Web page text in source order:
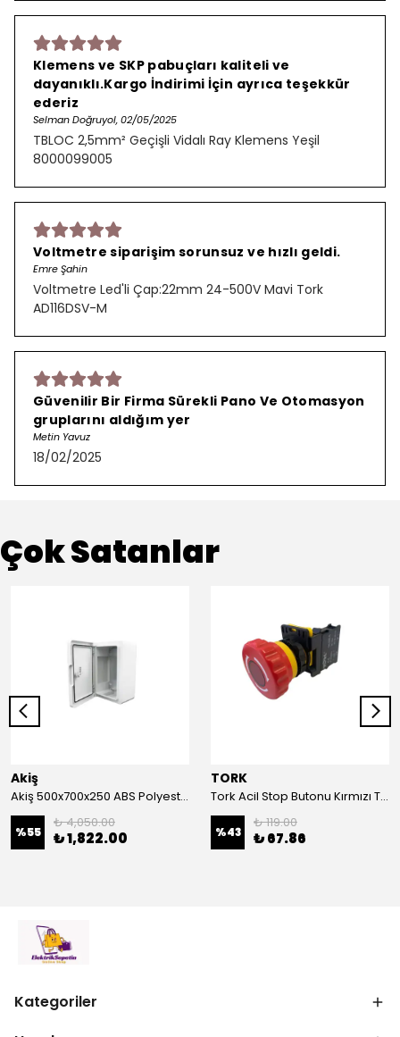
Klemens ve SKP pabuçları kaliteli ve
dayanıklı.Kargo İndirimi İçin ayrıca teşekkür
ederiz
Selman Doğruyol, 02/05/2025
TBLOC 2,5mm² Geçişli Vidalı Ray Klemens Yeşil
8000099005
Voltmetre siparişim sorunsuz ve hızlı geldi.
Emre Şahin
Voltmetre Led'li Çap:22mm 24-500V Mavi Tork
AD116DSV-M
Güvenilir Bir Firma Sürekli Pano Ve Otomasyon
gruplarını aldığım yer
Metin Yavuz
18/02/2025
Çok Satanlar
Akiş
Akiş 500x700x250 ABS Polyester Pano | Duvar Pano | Plastik Elektrik Panosu
%55
₺ 4,050.00
₺ 1,822.00
TORK
Tork Acil Stop Butonu Kırmızı TRK-A3-01ZS Acil Durum Butonu | Kırmızı Mantar Tipi NC1
%43
₺ 119.00
₺ 67.86
Kategoriler